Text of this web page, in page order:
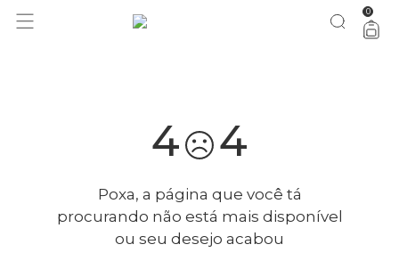
você merece 30% OFF pra comemorar com a gente aproveita! 0
4 4
Poxa, a página que você tá
procurando não está mais disponível
ou seu desejo acabou